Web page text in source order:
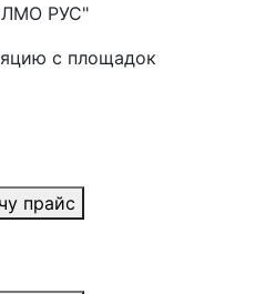
РУС"
с площадок
прайс